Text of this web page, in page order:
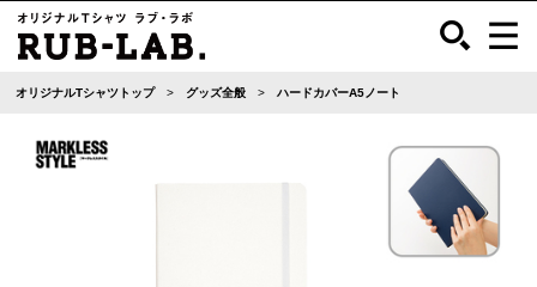
オリジナルTシャツトップ グッズ全般 ハードカバーA5ノート